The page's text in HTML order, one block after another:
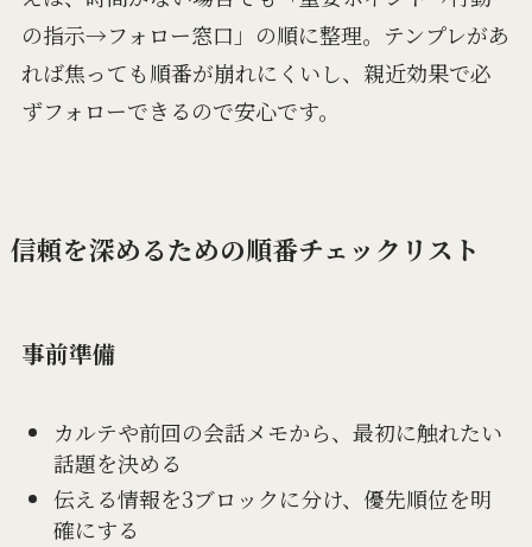
の指示→フォロー窓口」の順に整理。テンプレがあ
れば焦っても順番が崩れにくいし、親近効果で必
ずフォローできるので安心です。
信頼を深めるための順番チェックリスト
事前準備
カルテや前回の会話メモから、最初に触れたい
話題を決める
伝える情報を3ブロックに分け、優先順位を明
確にする